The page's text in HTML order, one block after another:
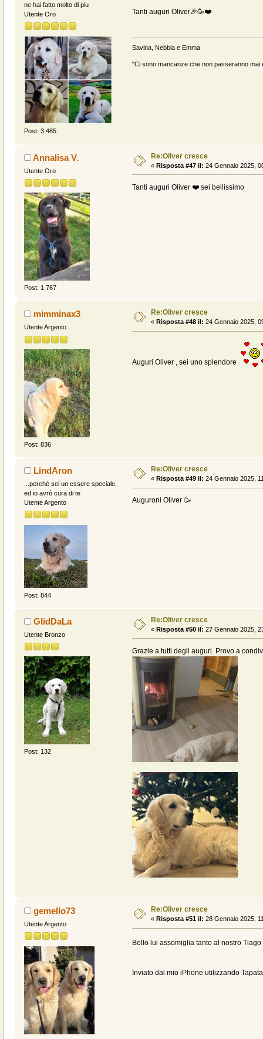
ne hai fatto molto di piu
Utente Oro
Post: 3.485
Tanti auguri Oliver🎉🥳❤️
Savina, Nebbia e Emma
"Ci sono mancanze che non passeranno
Annalisa V.
Utente Oro
Post: 1.767
Re:Oliver cresce
« Risposta #47 il: 24 Gennaio 2025,
Tanti auguri Oliver ❤️ sei bellissimo
mimminax3
Utente Argento
Post: 836
Re:Oliver cresce
« Risposta #48 il: 24 Gennaio 2025,
Auguri Oliver , sei uno splendore
LindAron
...perché sei un essere speciale,
ed io avrò cura di te
Utente Argento
Post: 844
Re:Oliver cresce
« Risposta #49 il: 24 Gennaio 2025,
Auguroni Oliver 🥳
GIidDaLa
Utente Bronzo
Post: 132
Re:Oliver cresce
« Risposta #50 il: 27 Gennaio 2025,
Grazie a tutti degli auguri. Provo a
gemello73
Utente Argento
Re:Oliver cresce
« Risposta #51 il: 28 Gennaio 2025,
Bello lui assomiglia tanto al nostro Tiago
Inviato dal mio iPhone utilizzando